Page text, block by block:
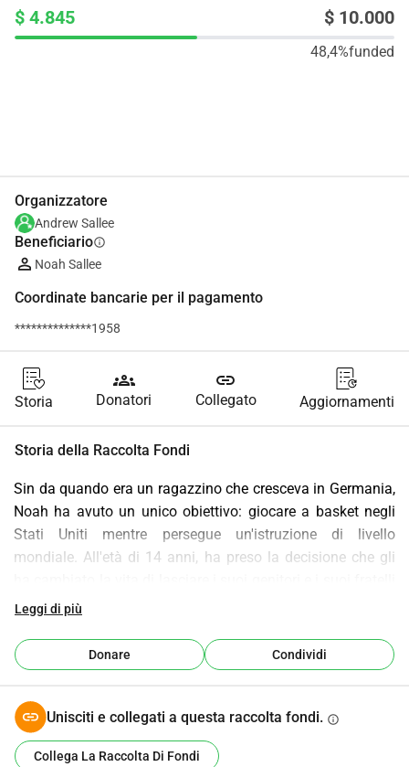
$ 4.845 $ 10.000
48,4%funded
Organizzatore
Andrew Sallee
Beneficiarioinfo
Noah Sallee
Coordinate bancarie per il pagamento
**************1958
Storia
groups
Donatori
link
Collegato Aggiornamenti
Storia della Raccolta Fondi
Sin da quando era un ragazzino che cresceva in Germania,
Noah ha avuto un unico obiettivo: giocare a basket negli
Stati Uniti mentre persegue un'istruzione di livello
mondiale. All'età di 14 anni, ha preso la decisione che gli
per trasferirsi con suo zio ad Atlanta, in Georgia. Non è
Passano 18 mesi, e Noah sta facendo esattamente ciò che
ha promesso.
ogni fine settimana a competere in tornei di alto livello.
punteggio ACT, dimostrando di essere un atleta-studente
Leggi di più
Donare Condividi
Unisciti e collegati a questa raccolta fondi. info
Collega La Raccolta Di Fondi